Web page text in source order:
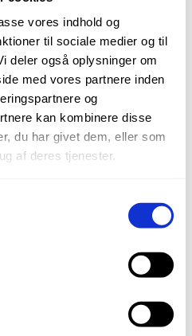
vores indhold og
til sociale medier og til
deler også oplysninger om
med vores partnere inden
og
kan kombinere disse
du har givet dem, eller som
af deres tjenester.